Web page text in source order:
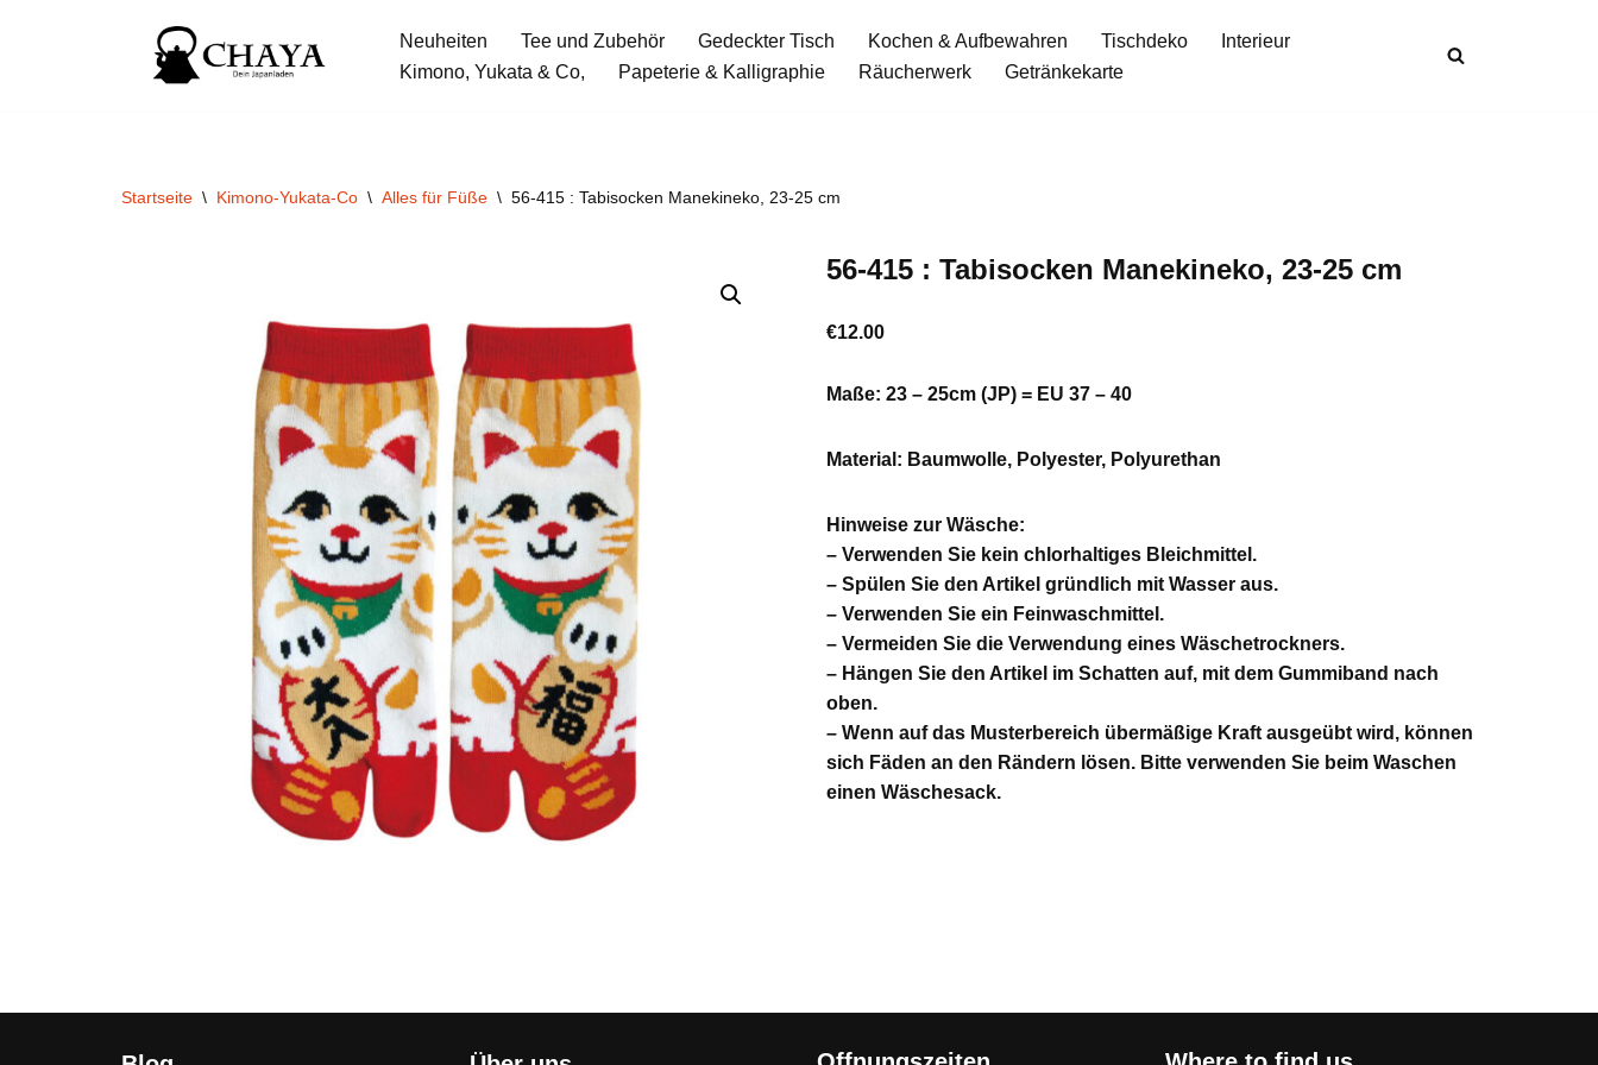
Neuheiten Tee und Zubehör Gedeckter Tisch Kochen & Aufbewahren Tischdeko
Interieur
Kimono, Yukata & Co,
Papeterie & Kalligraphie Räucherwerk Getränkekarte
Startseite \ Kimono-Yukata-Co \ Alles für Füße \ 56-415 : Tabisocken Manekineko, 23-25 cm
56-415 : Tabisocken Manekineko, 23-25 cm
€12.00
Maße: 23 – 25cm (JP) = EU 37 – 40
Material: Baumwolle, Polyester, Polyurethan
Hinweise zur Wäsche:
– Verwenden Sie kein chlorhaltiges Bleichmittel.
– Spülen Sie den Artikel gründlich mit Wasser aus.
– Verwenden Sie ein Feinwaschmittel.
– Vermeiden Sie die Verwendung eines Wäschetrockners.
– Hängen Sie den Artikel im Schatten auf, mit dem Gummiband nach
oben.
– Wenn auf das Musterbereich übermäßige Kraft ausgeübt wird, können
sich Fäden an den Rändern lösen. Bitte verwenden Sie beim Waschen
einen Wäschesack.